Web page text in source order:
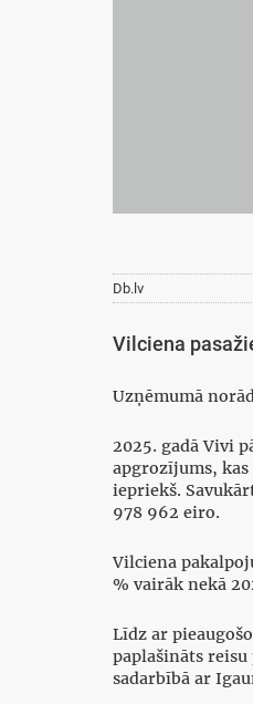
Db.lv
Vilciena
Uzņēmumā
2025. gadā Vivi
apgrozījums,
iepriekš.
978 962 eiro.
Vilciena
% vairāk nekā
Līdz ar
paplašināts
sadarbībā ar